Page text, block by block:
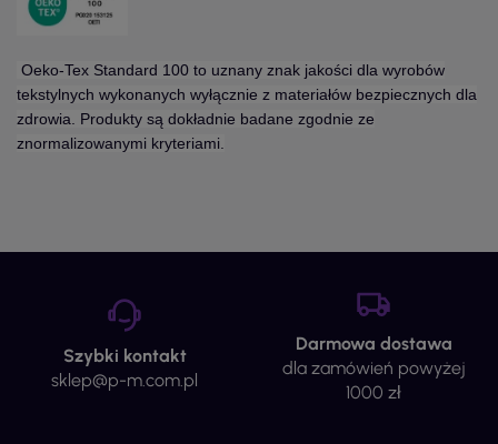
Oeko-Tex Standard 100 to uznany znak jakości dla wyrobów
tekstylnych wykonanych wyłącznie z materiałów bezpiecznych dla
zdrowia. Produkty są dokładnie badane zgodnie ze
znormalizowanymi kryteriami.
Szybki kontakt
sklep@p-m.com.pl
Darmowa dostawa
dla zamówień powyżej
1000 zł